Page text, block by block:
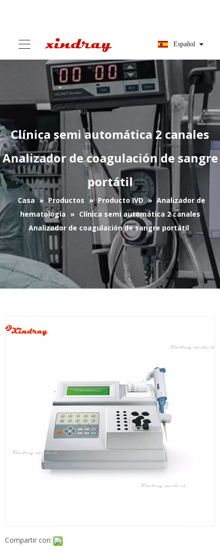
Clínica semi automática 2 canales
Analizador de coagulación de sangre
portátil
Casa » Productos » Producto IVD » Analizador de
hematología
Clínica semi automática 2 canales
Analizador de coagulación de sangre portátil